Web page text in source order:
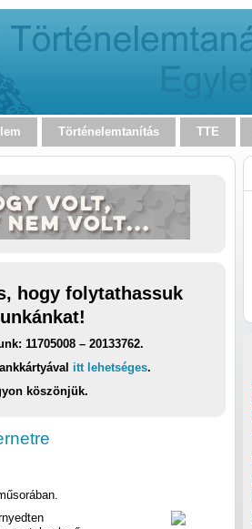
Történelemtanítás TTE
hogy folytathassuk
11705008 – 20133762.
itt lehetséges.
köszönjük.